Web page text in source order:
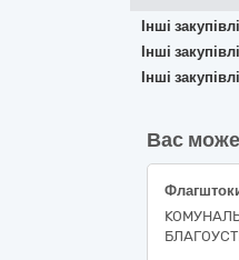
Інші
Інші
Інші
Вас може